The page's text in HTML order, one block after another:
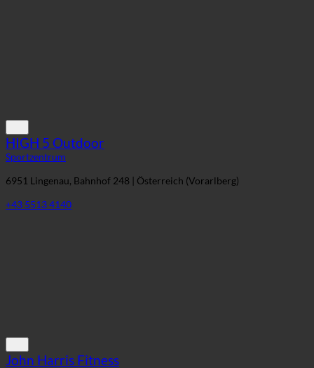
HIGH 5 Outdoor
Sportzentrum
6951 Lingenau, Bahnhof 248 | Österreich (Vorarlberg)
+43 5513 4140
John Harris Fitness
Sportzentrum